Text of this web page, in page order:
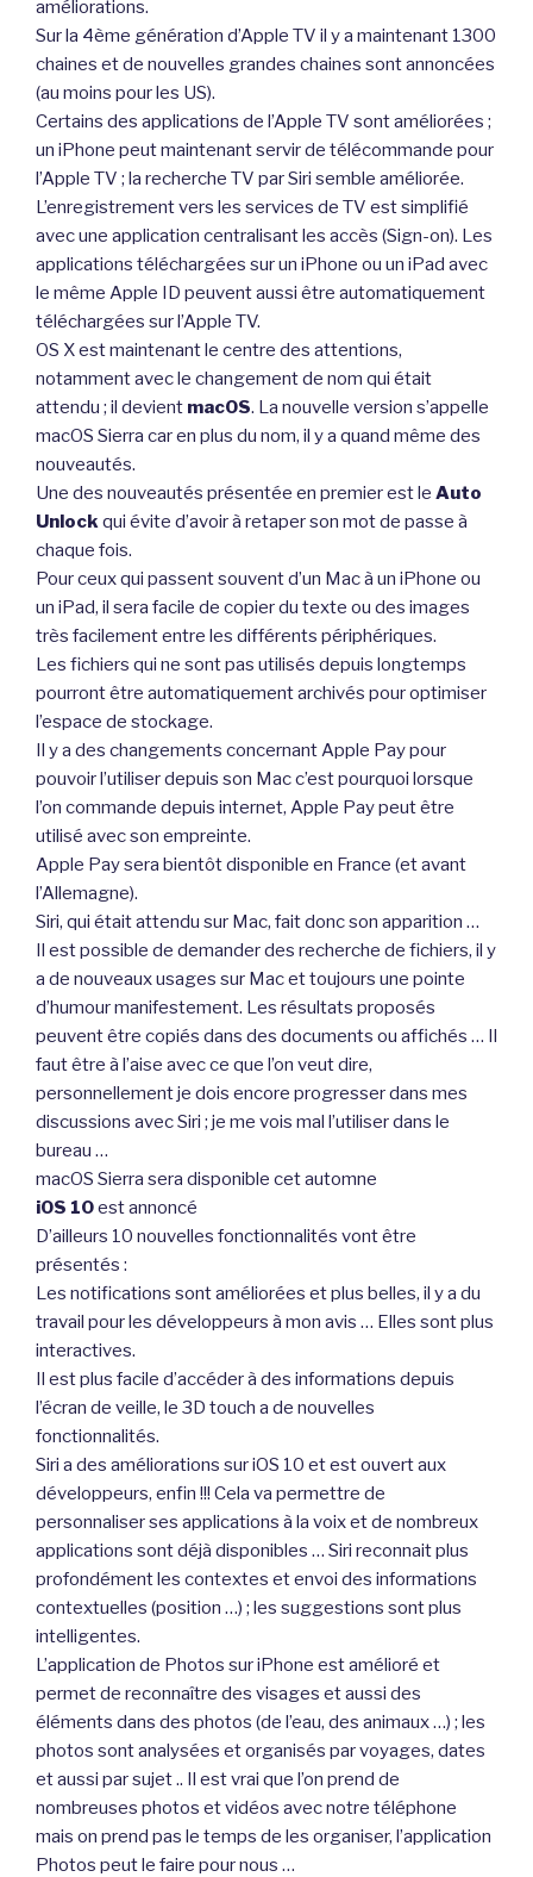
améliorations.
Sur la 4ème génération d’Apple TV il y a maintenant 1300
chaines et de nouvelles grandes chaines sont annoncées
(au moins pour les US).
Certains des applications de l’Apple TV sont améliorées ;
un iPhone peut maintenant servir de télécommande pour
l’Apple TV ; la recherche TV par Siri semble améliorée.
L’enregistrement vers les services de TV est simplifié
avec une application centralisant les accès (Sign-on). Les
applications téléchargées sur un iPhone ou un iPad avec
le même Apple ID peuvent aussi être automatiquement
téléchargées sur l’Apple TV.
OS X est maintenant le centre des attentions,
notamment avec le changement de nom qui était
attendu ; il devient macOS. La nouvelle version s’appelle
macOS Sierra car en plus du nom, il y a quand même des
nouveautés.
Une des nouveautés présentée en premier est le Auto
Unlock qui évite d’avoir à retaper son mot de passe à
chaque fois.
Pour ceux qui passent souvent d’un Mac à un iPhone ou
un iPad, il sera facile de copier du texte ou des images
très facilement entre les différents périphériques.
Les fichiers qui ne sont pas utilisés depuis longtemps
pourront être automatiquement archivés pour optimiser
l’espace de stockage.
Il y a des changements concernant Apple Pay pour
pouvoir l’utiliser depuis son Mac c’est pourquoi lorsque
l’on commande depuis internet, Apple Pay peut être
utilisé avec son empreinte.
Apple Pay sera bientôt disponible en France (et avant
l’Allemagne).
Siri, qui était attendu sur Mac, fait donc son apparition …
Il est possible de demander des recherche de fichiers, il y
a de nouveaux usages sur Mac et toujours une pointe
d’humour manifestement. Les résultats proposés
peuvent être copiés dans des documents ou affichés … Il
faut être à l’aise avec ce que l’on veut dire,
personnellement je dois encore progresser dans mes
discussions avec Siri ; je me vois mal l’utiliser dans le
bureau …
macOS Sierra sera disponible cet automne
iOS 10est annoncé
D’ailleurs 10 nouvelles fonctionnalités vont être
présentés :
Les notifications sont améliorées et plus belles, il y a du
travail pour les développeurs à mon avis … Elles sont plus
interactives.
Il est plus facile d’accéder à des informations depuis
l’écran de veille, le 3D touch a de nouvelles
fonctionnalités.
Siri a des améliorations sur iOS 10 et est ouvert aux
développeurs, enfin !!! Cela va permettre de
personnaliser ses applications à la voix et de nombreux
applications sont déjà disponibles … Siri reconnait plus
profondément les contextes et envoi des informations
contextuelles (position …) ; les suggestions sont plus
intelligentes.
L’application de Photos sur iPhone est amélioré et
permet de reconnaître des visages et aussi des
éléments dans des photos (de l’eau, des animaux …) ; les
photos sont analysées et organisés par voyages, dates
et aussi par sujet .. Il est vrai que l’on prend de
nombreuses photos et vidéos avec notre téléphone
mais on prend pas le temps de les organiser, l’application
Photos peut le faire pour nous …